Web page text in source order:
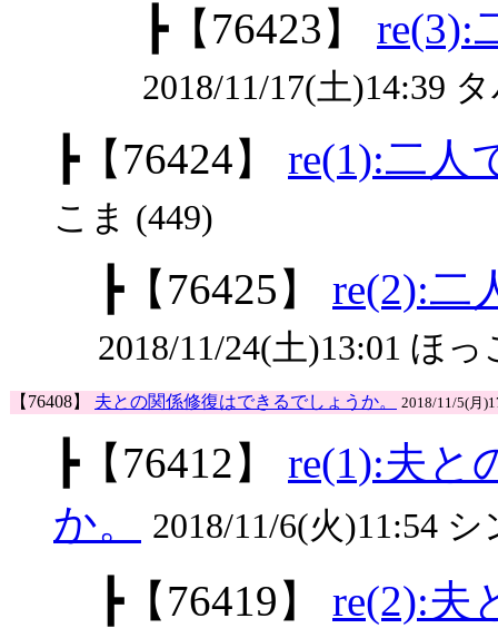
┣【76423】 re(3):
2018/11/17(土)14:39
┣【76424】 re(1):二人
こま (449)
┣【76425】 re(2):二
2018/11/24(土)13:01 ほっ
【76408】 夫との関係修復はできるでしょうか。 2018/11/5(月
┣【76412】
re(1):夫と
か。
2018/11/6(火)11:54
┣【76419】
re(2):夫